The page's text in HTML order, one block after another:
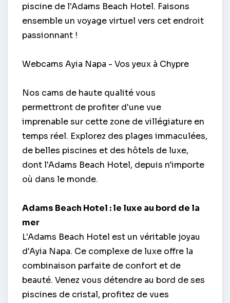
piscine de l'Adams Beach Hotel. Faisons
ensemble un voyage virtuel vers cet endroit
passionnant !
Webcams Ayia Napa - Vos yeux à Chypre
Nos cams de haute qualité vous
permettront de profiter d'une vue
imprenable sur cette zone de villégiature en
temps réel. Explorez des plages immaculées,
de belles piscines et des hôtels de luxe,
dont l'Adams Beach Hotel, depuis n'importe
où dans le monde.
Adams Beach Hotel : le luxe au bord de la
mer
L'Adams Beach Hotel est un véritable joyau
d'Ayia Napa. Ce complexe de luxe offre la
combinaison parfaite de confort et de
beauté. Venez vous détendre au bord de ses
piscines de cristal, profitez de vues